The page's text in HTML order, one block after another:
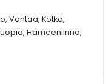
Vantaa, Kotka,
Hämeenlinna,